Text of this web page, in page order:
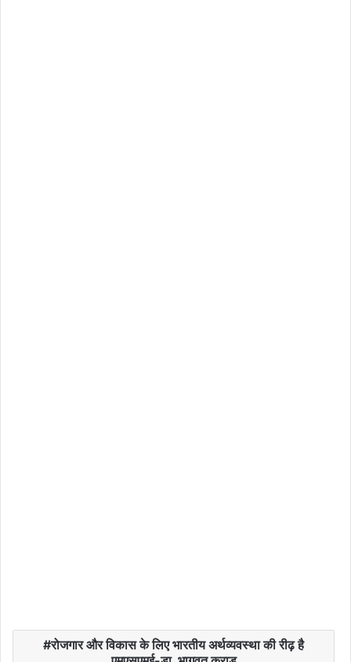
रोजगार और विकास के लिए भारतीय अर्थव्यवस्था की रीढ़ है